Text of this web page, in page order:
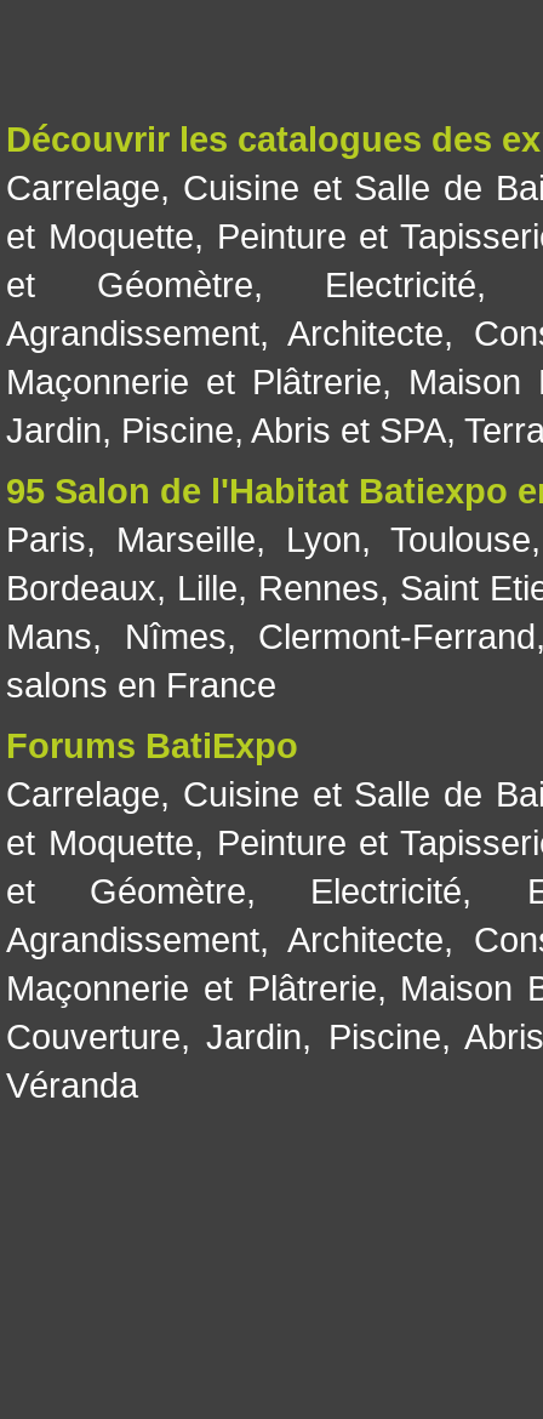
Découvrir les catalogues des
Carrelage, Cuisine et Salle de
et Moquette, Peinture et
et Géomètre, Electricité
Agrandissement, Architecte,
Maçonnerie et Plâtrerie, Maison
Jardin, Piscine, Abris et SPA,
95 Salon de l'Habitat Batiexpo
Paris, Marseille, Lyon, Toulouse
Bordeaux, Lille, Rennes, Saint
Mans, Nîmes, Clermont-Ferrand
salons en France
Forums BatiExpo
Carrelage, Cuisine et Salle de
et Moquette, Peinture et
et Géomètre, Electricité,
Agrandissement, Architecte,
Maçonnerie et Plâtrerie, Maison
Couverture,Jardin, Piscine,
Véranda